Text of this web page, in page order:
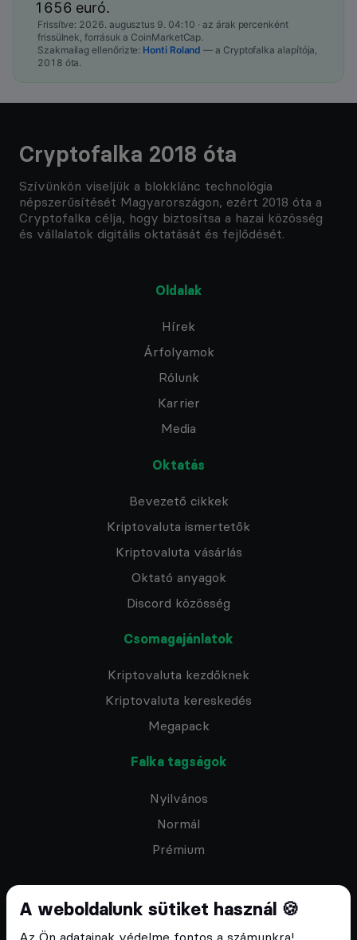
A weboldalunk sütiket használ 🍪
Az Ön adatainak védelme fontos a számunkra!
1656 euró.
Frissítve: 2026. augusztus 9. 04:10 · az árak percenként
frissülnek, forrásuk a CoinMarketCap.
Szakmailag ellenőrizte: Honti Roland — a Cryptofalka alapítója,
2018 óta.
Cryptofalka 2018 óta
Szívünkön viseljük a blokklánc technológia
népszerűsítését Magyarországon, ezért 2018 óta a
Cryptofalka célja, hogy biztosítsa a hazai közösség
és vállalatok digitális oktatását és fejlődését.
Oldalak
Hírek
Árfolyamok
Rólunk
Karrier
Media
Oktatás
Bevezető cikkek
Kriptovaluta ismertetők
Kriptovaluta vásárlás
Oktató anyagok
Discord közösség
Csomagajánlatok
Kriptovaluta kezdőknek
Kriptovaluta kereskedés
Megapack
Falka tagságok
Nyilvános
Normál
Prémium